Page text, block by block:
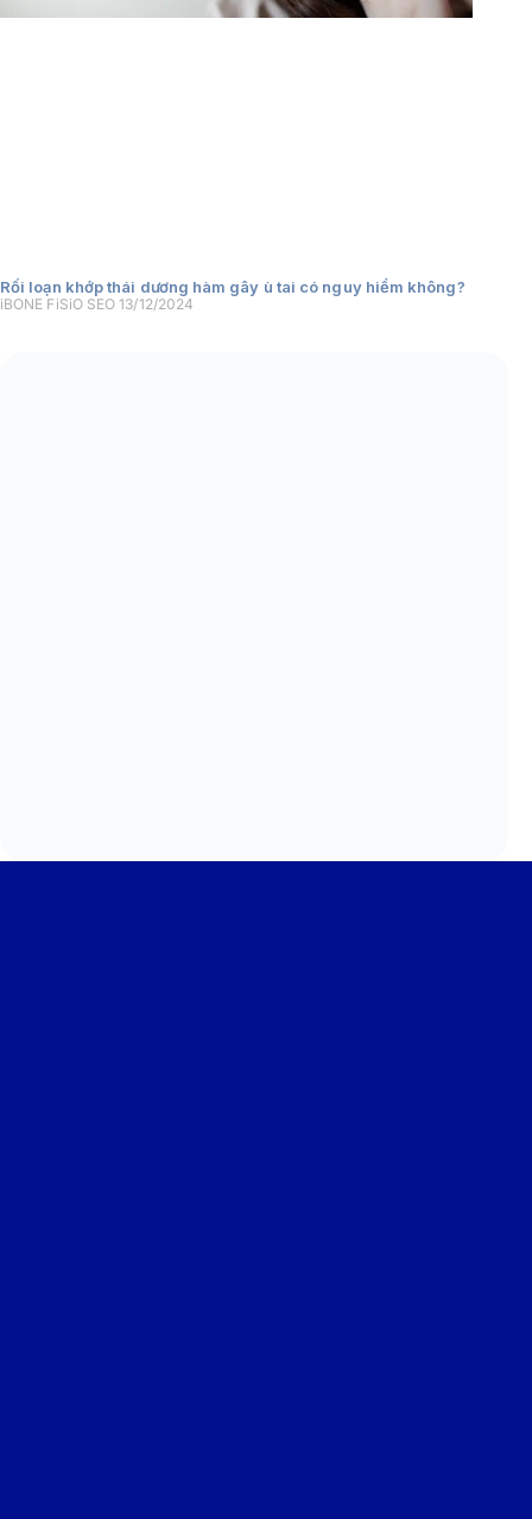
Rối loạn khớp thái dương hàm gây ù tai có nguy hiểm không?
iBONE FiSiO SEO13/12/2024